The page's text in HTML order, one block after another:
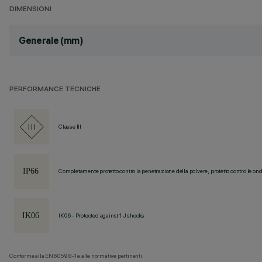
DIMENSIONI
Generale (mm)
PERFORMANCE TECNICHE
Classe III
Completamente protetto contro la penetrazione della polvere, protetto contro le
IK06 - Protected against 1 J shocks
Conforme alla EN60598-1 e alle normative pertinenti.